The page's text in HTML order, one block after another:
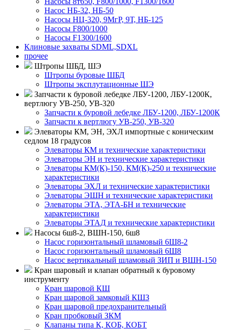
Насос НБ-32, НБ-50
Насосы НЦ-320, 9МгР, 9Т, НБ-125
Насосы F800/1000
Насосы F1300/1600
Клиновые захваты SDML,SDXL
прочее
Штропы ШБД, ШЭ
Штропы буровые ШБД
Штропы эксплутационные ШЭ
Запчасти к буровой лебедке ЛБУ-1200, ЛБУ-1200К,
вертлюгу УВ-250, УВ-320
Запчасти к буровой лебедке ЛБУ-1200, ЛБУ-1200К
Запчасти к вертлюгу УВ-250, УВ-320
Элеваторы КМ, ЭН, ЭХЛ импортные с коническим
седлом 18 градусов
Элеваторы КМ и технические характеристики
Элеваторы ЭН и технические характеристики
Элеваторы КМ(К)-150, КМ(К)-250 и технические
характеристики
Элеваторы ЭХЛ и технические характеристики
Элеваторы ЭШН и технические характеристики
Элеваторы ЭТА, ЭТА-БН и технические
характеристики
Элеваторы ЭТАД и технические характеристики
Насосы 6ш8-2, ВШН-150, 6ш8
Насос горизонтальный шламовый 6Ш8-2
Насос горизонтальный шламовый 6Ш8
Насос вертикальный шламовый ЗИП и ВШН-150
Кран шаровый и клапан обратный к буровому
инструменту
Кран шаровой КШ
Кран шаровой замковый КШЗ
Кран шаровой предохранительный
Кран пробковый ЗКМ
Клапаны типа К, КОБ, КОБТ